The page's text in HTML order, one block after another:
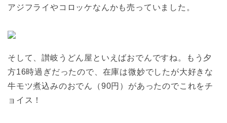
アジフライやコロッケなんかも売っていました。
そして、讃岐うどん屋といえばおでんですね。もう夕
方16時過ぎだったので、在庫は微妙でしたが大好きな
牛モツ煮込みのおでん（90円）があったのでこれをチ
ョイス！